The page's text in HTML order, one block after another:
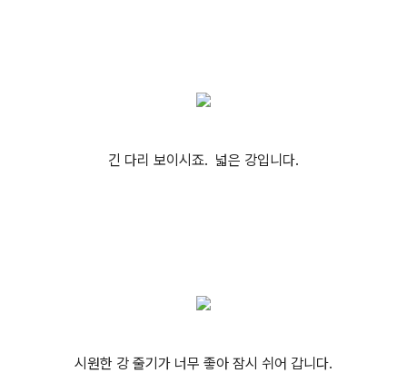
긴 다리 보이시죠. 넓은 강입니다.
시원한 강 줄기가 너무 좋아 잠시 쉬어 갑니다.